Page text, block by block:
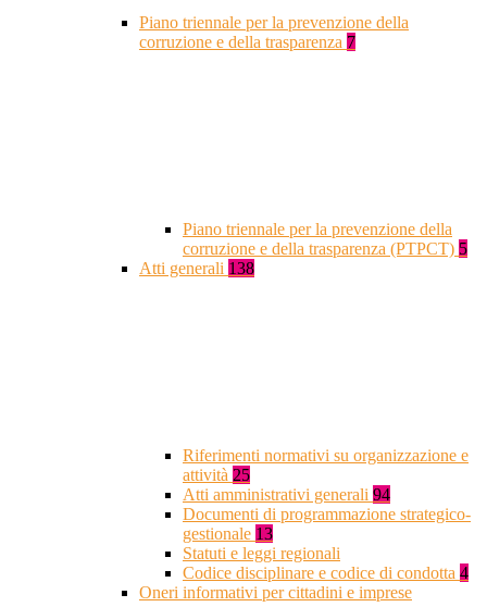
Piano triennale per la prevenzione della
corruzione e della trasparenza 7
Piano triennale per la prevenzione della
corruzione e della trasparenza (PTPCT) 5
Atti generali 138
Riferimenti normativi su organizzazione e
attività 25
Atti amministrativi generali 94
Documenti di programmazione strategico-
gestionale 13
Statuti e leggi regionali
Codice disciplinare e codice di condotta 4
Oneri informativi per cittadini e imprese